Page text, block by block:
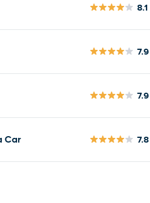
8.1
7.9
7.9
Car 7.8